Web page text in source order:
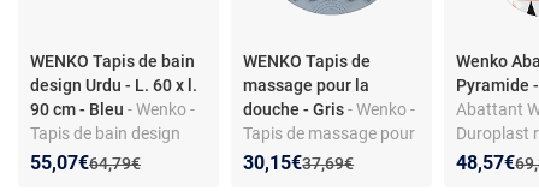
WENKO Tapis de bain
design Urdu - L. 60 x l.
90 cm - Bleu - Wenko -
Tapis de bain design
Urdu - L. 60 x l. 90 cm -
Ancien prix :
64,79€
Nouveau prix :
55,07€
Réduction de :
WENKO Tapis de
massage pour la
douche - Gris- Wenko -
Tapis de massage pour
la douche - Gris - Design
Ancien prix :
37,69€
Nouveau prix :
30,15€
Réduction de :
Wenko
Pyramide
Abattant
Duroplast
Fixation
Nouveau
48,57€